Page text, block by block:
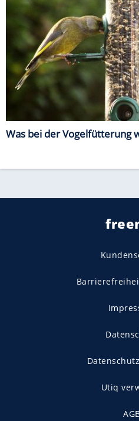
Was bei der Vogelfütterung
Utiq